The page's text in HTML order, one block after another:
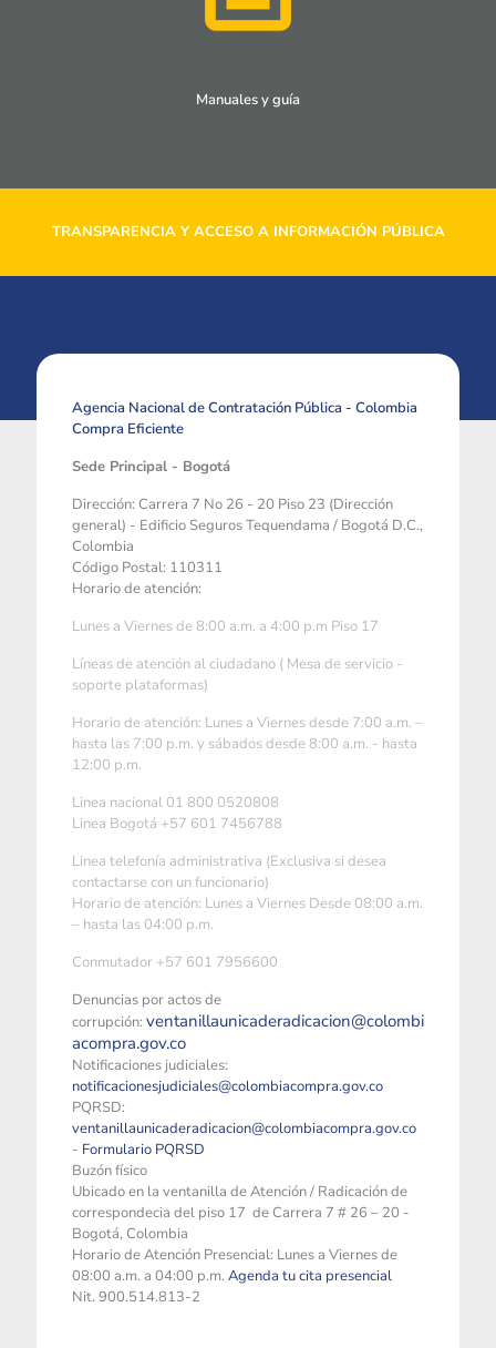
Manuales y guía
TRANSPARENCIA Y ACCESO A INFORMACIÓN PÚBLICA
Agencia Nacional de Contratación Pública - Colombia
Compra Eficiente
Sede Principal - Bogotá
Dirección: Carrera 7 No 26 - 20 Piso 23 (Dirección
general) - Edificio Seguros Tequendama / Bogotá D.C.,
Colombia
Código Postal: 110311
Horario de atención:
Lunes a Viernes de 8:00 a.m. a 4:00 p.m Piso 17
Líneas de atención al ciudadano ( Mesa de servicio -
soporte plataformas)
Horario de atención: Lunes a Viernes desde 7:00 a.m. –
hasta las 7:00 p.m. y sábados desde 8:00 a.m. - hasta
12:00 p.m.
Linea nacional 01 800 0520808
Linea Bogotá +57 601 7456788
Linea telefonía administrativa (Exclusiva si desea
contactarse con un funcionario)
Horario de atención: Lunes a Viernes Desde 08:00 a.m.
– hasta las 04:00 p.m.
Conmutador +57 601 7956600
Denuncias por actos de
corrupción: ventanillaunicaderadicacion@colombi
acompra.gov.co
Notificaciones judiciales:
notificacionesjudiciales@colombiacompra.gov.co
PQRSD:
ventanillaunicaderadicacion@colombiacompra.gov.co
- Formulario PQRSD
Buzón físico
Ubicado en la ventanilla de Atención / Radicación de
correspondecia del piso 17 de Carrera 7 # 26 – 20 -
Bogotá, Colombia
Horario de Atención Presencial: Lunes a Viernes de
08:00 a.m. a 04:00 p.m. Agenda tu cita presencial
Nit. 900.514.813-2